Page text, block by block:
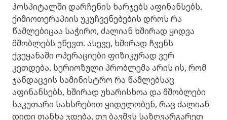
ჰოსპიტალში დარჩენის ხარჯებს აფინანსებს.
ქიმიოთერაპიის უკუჩვენებების დროს რა
წამლებიცაა საჭირო, ძალიან ხშირად ყიდვა
მშობლებს უწევთ. ასევე, ხშირად ჩვენს
ქვეყანაში ოპერაციები ფიზიკურად ვერ
კეთდება. სერიოზული პრობლემა არის ის, რომ
ჯანდაცვის სამინისტრო რა წამლებსაც
აფინანსებს, ხშირად უხარისხოა და მშობლები
საკუთარი სახსრებით ყიდულობენ, რაც ძალიან
დიდი თანხა ჯდება. თუ ბავშვს საზღვარგარეთ